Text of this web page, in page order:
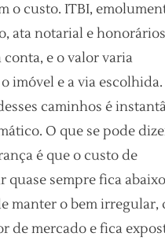
o custo. ITBI,
ata notarial e honorários
conta, e o valor varia
imóvel e a via escolhida.
caminhos é
O que se pode
é que o custo de
quase sempre fica
manter o bem irregular,
de mercado e fica